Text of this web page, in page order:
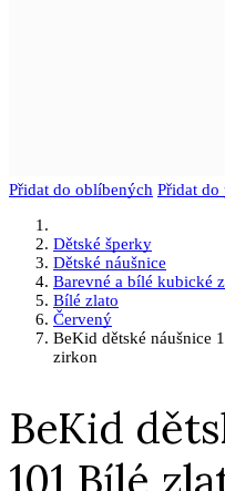
Přidat do oblíbených Přidat do
Dětské šperky
Dětské náušnice
Barevné a bílé kubické
Bílé zlato
Červený
BeKid dětské náušnice
zirkon
BeKid
101 Bílé